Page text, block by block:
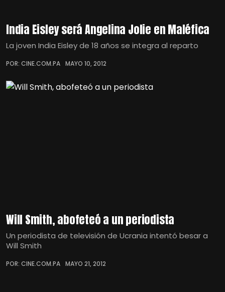
India Eisley será Angelina Jolie en Maléfica
La joven India Eisley de 18 años se integra al reparto
POR: CINE.COM.PA MAYO 10, 2012
Will Smith, abofeteó a un periodista
Un periodista de televisión de Ucrania intentó besar a
Will Smith
POR: CINE.COM.PA MAYO 21, 2012